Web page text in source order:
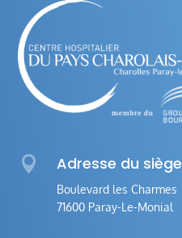
 Adresse du siège
Boulevard les Charmes
71600 Paray-Le-Monial